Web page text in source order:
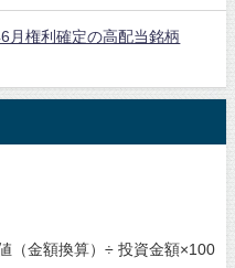
月権利確定の高配当銘柄
（金額換算）÷ 投資金額×100